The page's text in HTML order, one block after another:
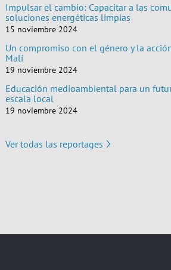
Impulsar el cambio: Capacitar a las
soluciones energéticas limpias
15 noviembre 2024
Un compromiso con el género y la
Malí
19 noviembre 2024
Educación medioambiental para un
escala local
19 noviembre 2024
Ver todas las reportages